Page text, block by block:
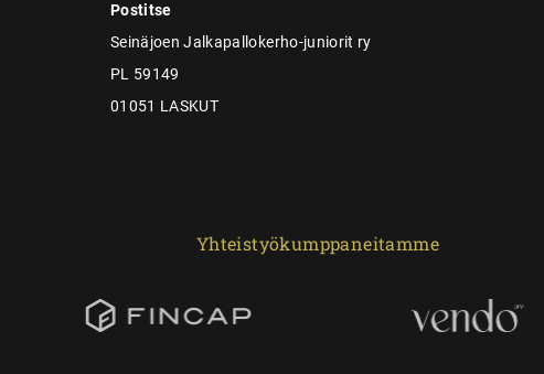
Postitse
Seinäjoen Jalkapallokerho-juniorit ry
PL 59149
01051 LASKUT
Yhteistyökumppaneitamme